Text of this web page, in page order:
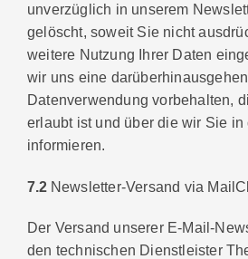
unverzüglich in unserem
gelöscht, soweit Sie nicht
weitere Nutzung Ihrer Daten
wir uns eine
Datenverwendung vorbehalten,
erlaubt ist und über die wir Sie in
informieren.
7.2 Newsletter-Versand via
Der Versand unserer E-Mail-
den technischen Dienstleister